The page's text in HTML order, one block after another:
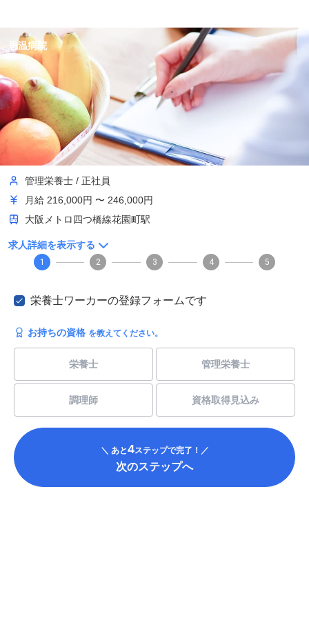
思温病院
管理栄養士 / 正社員
月給 216,000円 〜 246,000円
大阪メトロ四つ橋線花園町駅
求人詳細を表示する
1 2 3 4 5
栄養士ワーカーの登録フォームです
お持ちの資格 を教えてください。
栄養士 管理栄養士
調理師 資格取得見込み
＼ あと4ステップで完了！／
次のステップへ